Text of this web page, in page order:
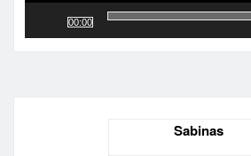
00:00
Sabinas